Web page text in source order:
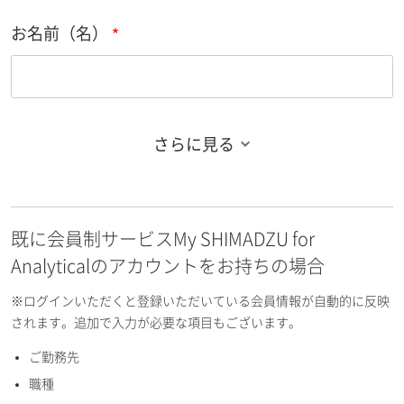
お名前（名）
お名前フリガナ（名）
E-mailアドレス（半角英数）
さらに見る
既に会員制サービスMy SHIMADZU for
Analyticalのアカウントをお持ちの場合
※ログインいただくと登録いただいている会員情報が自動的に反映
されます。追加で入力が必要な項目もございます。
ご勤務先
職種